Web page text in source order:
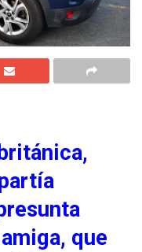
que